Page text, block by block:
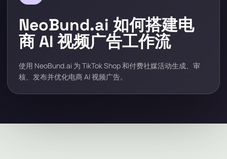
NeoBund.ai 如何搭建电
商 AI 视频广告工作流
使用 NeoBund.ai 为 TikTok Shop 和付费社媒活动生成、审
核、发布并优化电商 AI 视频广告。